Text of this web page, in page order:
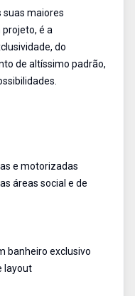
suas maiores
é a
do
de altíssimo padrão,
e motorizadas
áreas social e de
banheiro exclusivo
layout